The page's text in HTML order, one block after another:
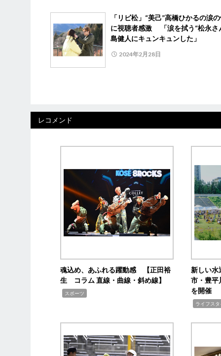
「リビ松」“美己”高橋ひかるの涙
に視聴者感激 「涙を拭う“松永さ
島健人にキュンキュンした」
2024年2月28日
レコメンド
魂込め、あふれる躍動感 【正田裕
生 コラム 直線・曲線・斜め線】
スポーツ
新しい
市・豊平
を開催
ライフス